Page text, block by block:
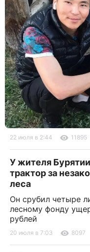
22 июля в 2:44 11895
У жителя
трактор за
леса
Он срубил четыре
лесному фонду
рублей
20 июля в 7:03 8097